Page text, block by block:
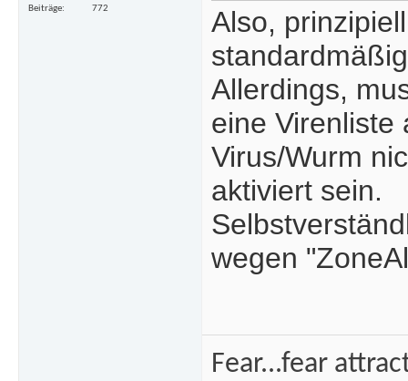
Beiträge
772
Also,
Allerdings,
eine Virenliste
Virus/Wurm
aktiviert sein.
wegen
Fear...fear